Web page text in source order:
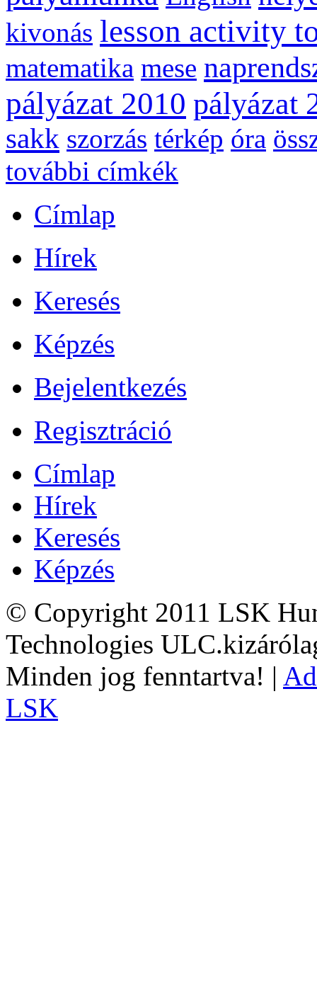
kivonás lesson activity
matematika mese
pályázat 2010 pályázat
sakk szorzás térkép óra
további címkék
Címlap
Hírek
Keresés
Képzés
Bejelentkezés
Regisztráció
Címlap
Hírek
Keresés
Képzés
© Copyright 2011 LSK
Technologies
Minden jog fenntartva! |
LSK